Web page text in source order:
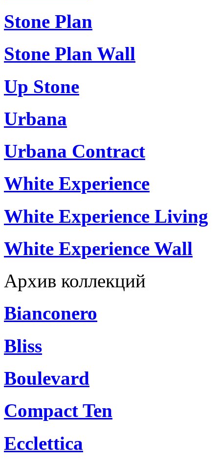
Stone Plan
Stone Plan Wall
Up Stone
Urbana
Urbana Contract
White Experience
White Experience Living
White Experience Wall
Архив коллекций
Bianconero
Bliss
Boulevard
Compact Ten
Ecclettica